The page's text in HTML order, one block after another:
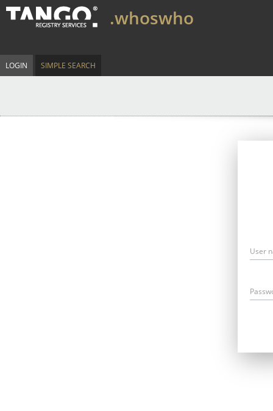
.whoswho
LOGIN SIMPLE SEARCH
User